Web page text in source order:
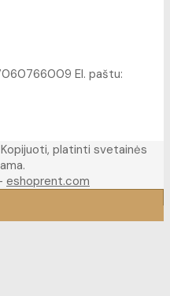
El. paštu:
platinti svetainės
eshoprent.com